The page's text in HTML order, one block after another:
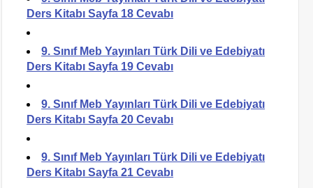
Ders Kitabı Sayfa 18 Cevabı
9. Sınıf Meb Yayınları Türk Dili ve Edebiyatı
Ders Kitabı Sayfa 19 Cevabı
9. Sınıf Meb Yayınları Türk Dili ve Edebiyatı
Ders Kitabı Sayfa 20 Cevabı
9. Sınıf Meb Yayınları Türk Dili ve Edebiyatı
Ders Kitabı Sayfa 21 Cevabı